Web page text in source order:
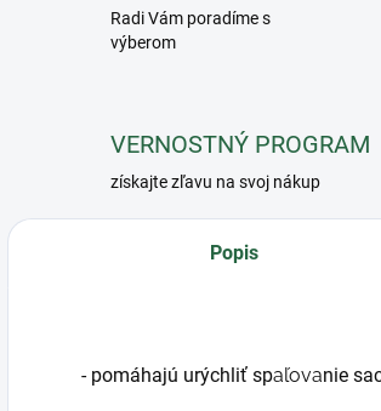
Radi Vám poradíme s
výberom
VERNOSTNÝ PROGRAM
získajte zľavu na svoj nákup
Popis
- pomáhajú urýchliť spaľovanie